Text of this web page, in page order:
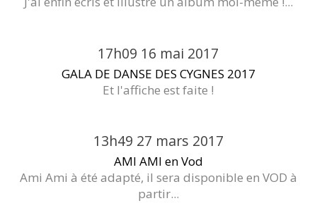
17h09 16 mai 2017
GALA DE DANSE DES CYGNES 2017
Et l'affiche est faite !
13h49 27 mars 2017
AMI AMI en Vod
Ami Ami à été adapté, il sera disponible en VOD à
partir...